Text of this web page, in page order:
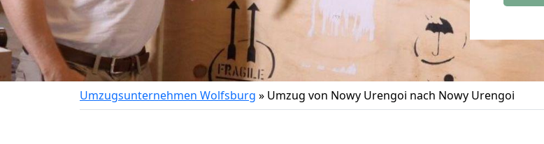
Umzugsunternehmen Wolfsburg » Umzug von Nowy Urengoi nach Nowy Urengoi